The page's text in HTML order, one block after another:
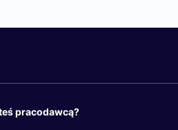
pracodawcą?